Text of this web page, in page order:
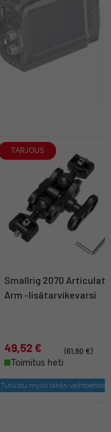
TARJOUS
Smallrig 2070
Arm -lisätarvikevarsi
49,52 €
(61,90 €)
Toimitus heti
Tutustu myös tähän